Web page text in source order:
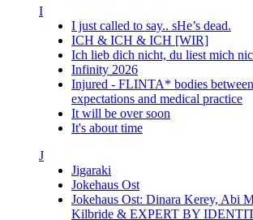
I
I just called to say.. sHe’s dead.
ICH & ICH & ICH [WIR]
Ich lieb dich nicht, du liest mich
Infinity 2026
Injured - FLINTA* bodies
expectations and medical practice
It will be over soon
It's about time
J
Jigaraki
Jokehaus Ost
Jokehaus Ost: Dinara Kerey, Abi
Kilbride & EXPERT BY